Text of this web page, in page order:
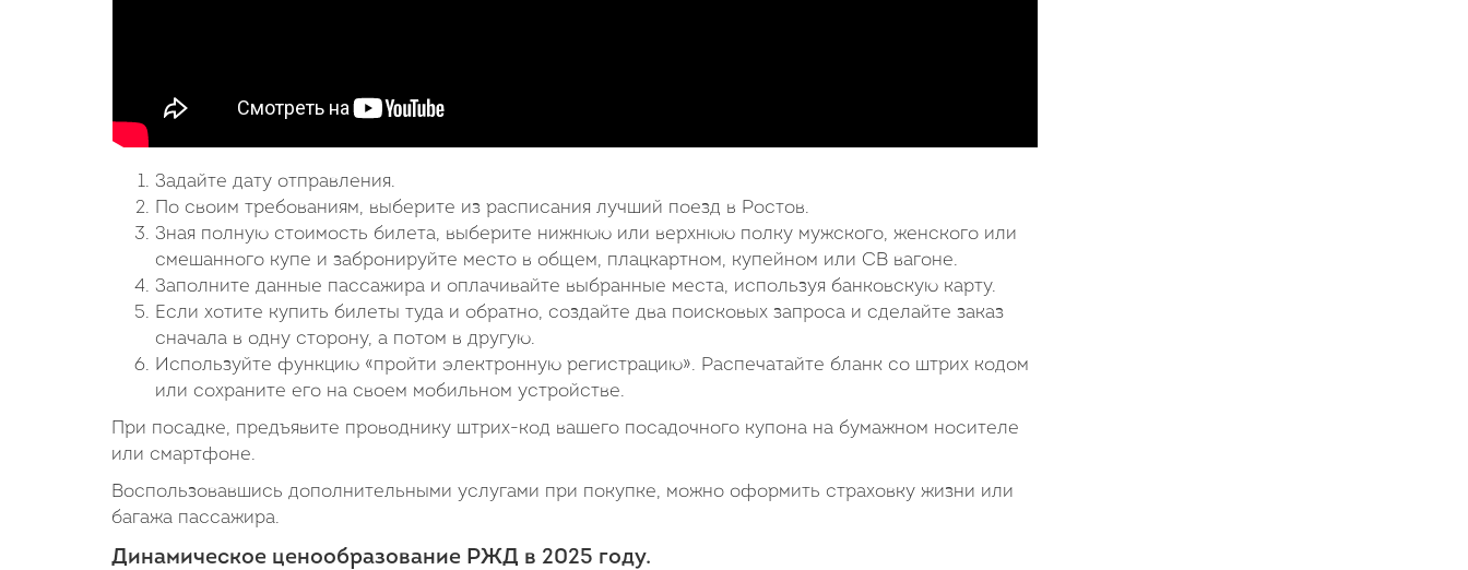
Задайте дату отправления.
По своим требованиям, выберите из расписания лучший поезд в Ростов.
Зная полную стоимость билета, выберите нижнюю или верхнюю полку мужского, женского или
смешанного купе и забронируйте место в общем, плацкартном, купейном или СВ вагоне.
Заполните данные пассажира и оплачивайте выбранные места, используя банковскую карту.
Если хотите купить билеты туда и обратно, создайте два поисковых запроса и сделайте заказ
сначала в одну сторону, а потом в другую.
Используйте функцию «пройти электронную регистрацию». Распечатайте бланк со штрих кодом
или сохраните его на своем мобильном устройстве.
При посадке, предъявите проводнику штрих-код вашего посадочного купона на бумажном носителе
или смартфоне.
Воспользовавшись дополнительными услугами при покупке, можно оформить страховку жизни или
багажа пассажира.
Динамическое ценообразование РЖД в 2025 году.